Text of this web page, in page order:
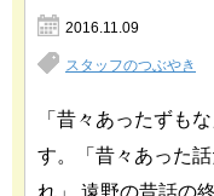
2016.11.09
スタッフのつぶやき
「昔々あったずも
す。「昔々あった
れ」 遠野の昔話の